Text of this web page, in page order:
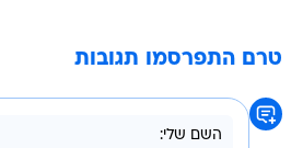
טרם התפרסמו תגובות